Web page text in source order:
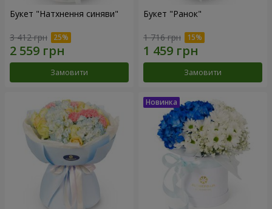
Букет "Натхнення синяви"
3 412 грн
Замовити
Букет "Ранок"
1 716 грн
Замовити